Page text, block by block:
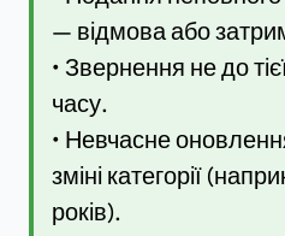
— відмова або
• Звернення не до
часу.
• Невчасне
зміні категорії
років).